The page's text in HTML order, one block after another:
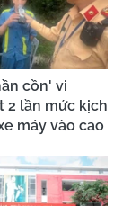
cồn' vi
2 lần mức kịch
máy vào cao